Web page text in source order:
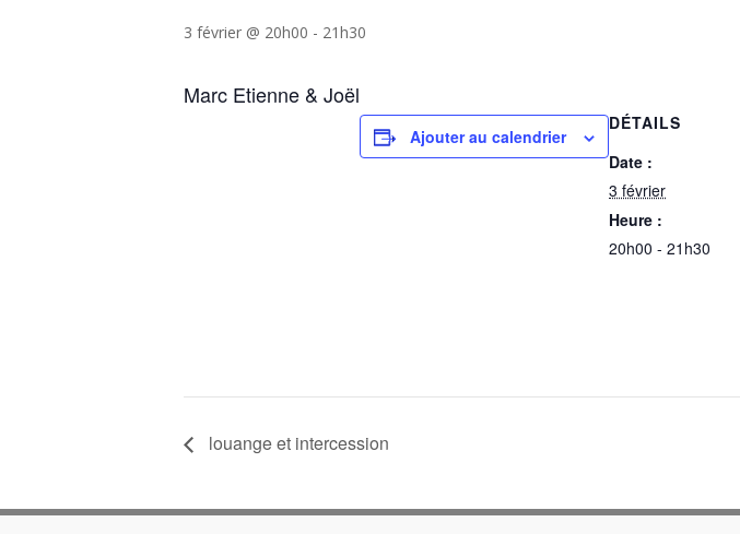
3 février @ 20h00 - 21h30
Marc Etienne & Joël
Ajouter au calendrier
DÉTAILS
Date :
3 février
Heure :
20h00 - 21h30
louange et intercession